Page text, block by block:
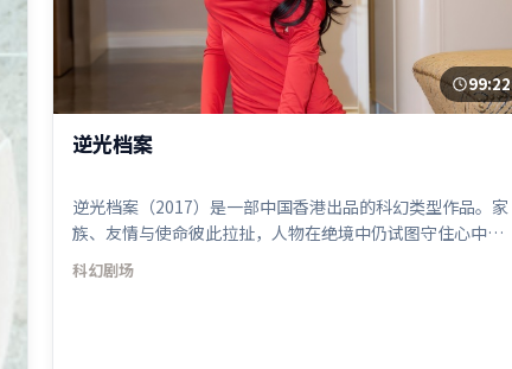
99:22
逆光档案
逆光档案（2017）是一部中国香港出品的科幻类型作品。家
族、友情与使命彼此拉扯，人物在绝境中仍试图守住心中微
光。类型元素被重新组合，既致敬经典也尝试突破套路。由
张艺谋执导，古天乐、提莫西·查拉米、木村拓哉，张译等
科幻剧场